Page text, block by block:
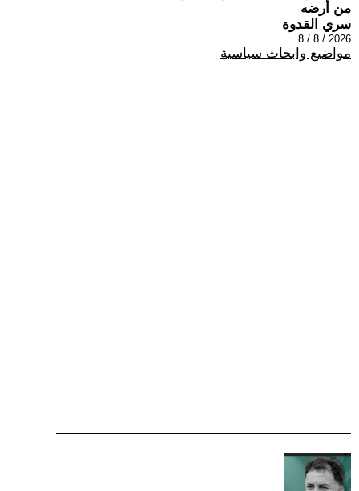
من أرضه
سري القدوة
2026 / 8 / 8
مواضيع وابحاث سياسية